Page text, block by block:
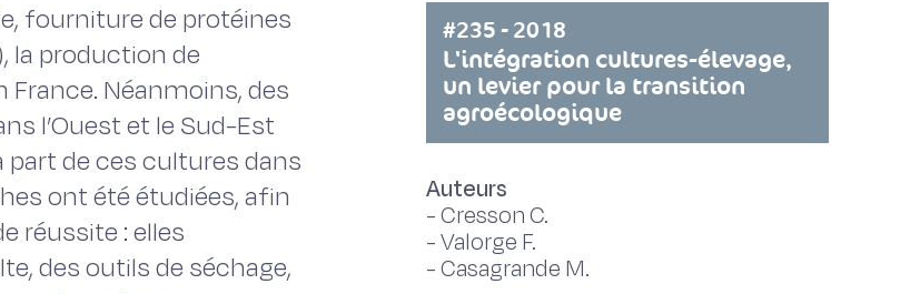
fourniture de protéines
la production de
Néanmoins, des
l’Ouest et le Sud-Est
part de ces cultures dans
ont été étudiées, afin
réussite : elles
des outils de séchage,
#235 - 2018
L'intégration cultures-élevage,
un levier pour la transition
agroécologique
Auteurs
-Cresson C.
-Valorge F.
-Casagrande M.